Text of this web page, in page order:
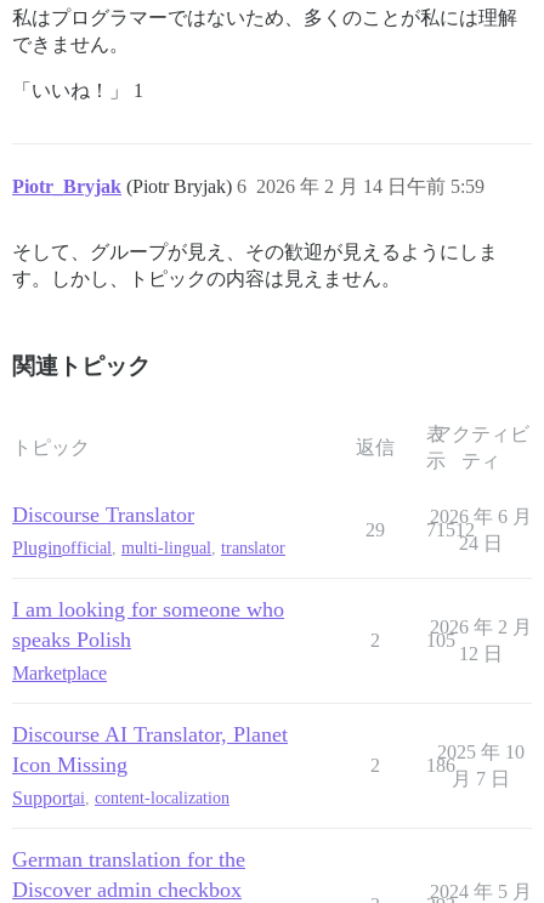
私はプログラマーではないため、多くのことが私には理解
できません。
「いいね！」 1
Piotr_Bryjak (Piotr Bryjak) 2026 年 2 月 14 日午前 5:59
6
そして、グループが見え、その歓迎が見えるようにしま
す。しかし、トピックの内容は見えません。
関連トピック
トピック 返信
表
示
アクティビ
ティ
Discourse Translator
Pluginofficial, multi-lingual, translator
29 71512
2026 年 6 月
24 日
I am looking for someone who
speaks Polish
Marketplace
2 105
2026 年 2 月
12 日
Discourse AI Translator, Planet
Icon Missing
Supportai, content-localization
2 186
2025 年 10
月 7 日
German translation for the
Discover admin checkbox
2024 年 5 月